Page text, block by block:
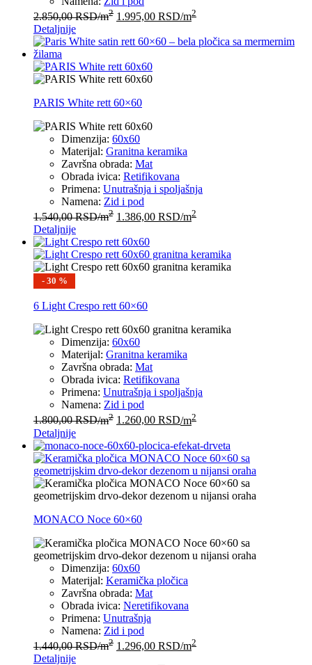
2.850,00RSD/m2 1.995,00 RSD/m2
Detaljnije
PARIS White rett 60×60
Dimenzija: 60x60
Materijal: Granitna keramika
Završna obrada: Mat
Obrada ivica: Retifikovana
Primena: Unutrašnja i spoljašnja
Namena: Zid i pod
1.540,00RSD/m2 1.386,00 RSD/m2
Detaljnije
- 30 %
6 Light Crespo rett 60×60
Dimenzija: 60x60
Materijal: Granitna keramika
Završna obrada: Mat
Obrada ivica: Retifikovana
Primena: Unutrašnja i spoljašnja
Namena: Zid i pod
1.800,00RSD/m2 1.260,00 RSD/m2
Detaljnije
MONACO Noce 60×60
Dimenzija: 60x60
Materijal: Keramička pločica
Završna obrada: Mat
Obrada ivica: Neretifikovana
Primena: Unutrašnja
Namena: Zid i pod
1.440,00RSD/m2 1.296,00 RSD/m2
Detaljnije